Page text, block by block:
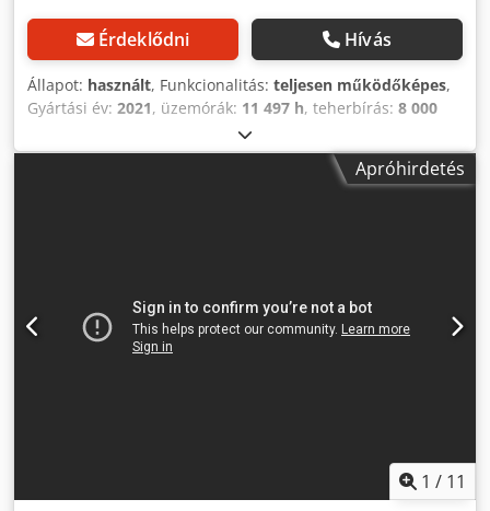
Érdeklődni Hívás
Állapot: használt, Funkcionalitás: teljesen működőképes,
Gyártási év: 2021, üzemórák: 11 497 h, teherbírás: 8 000
4 150 mm
oszlop típusa:simplex, építési magasság:3 230 mm,
, Dízel targoncák Oszlop típusa:Apróhirdetés
1 / 11